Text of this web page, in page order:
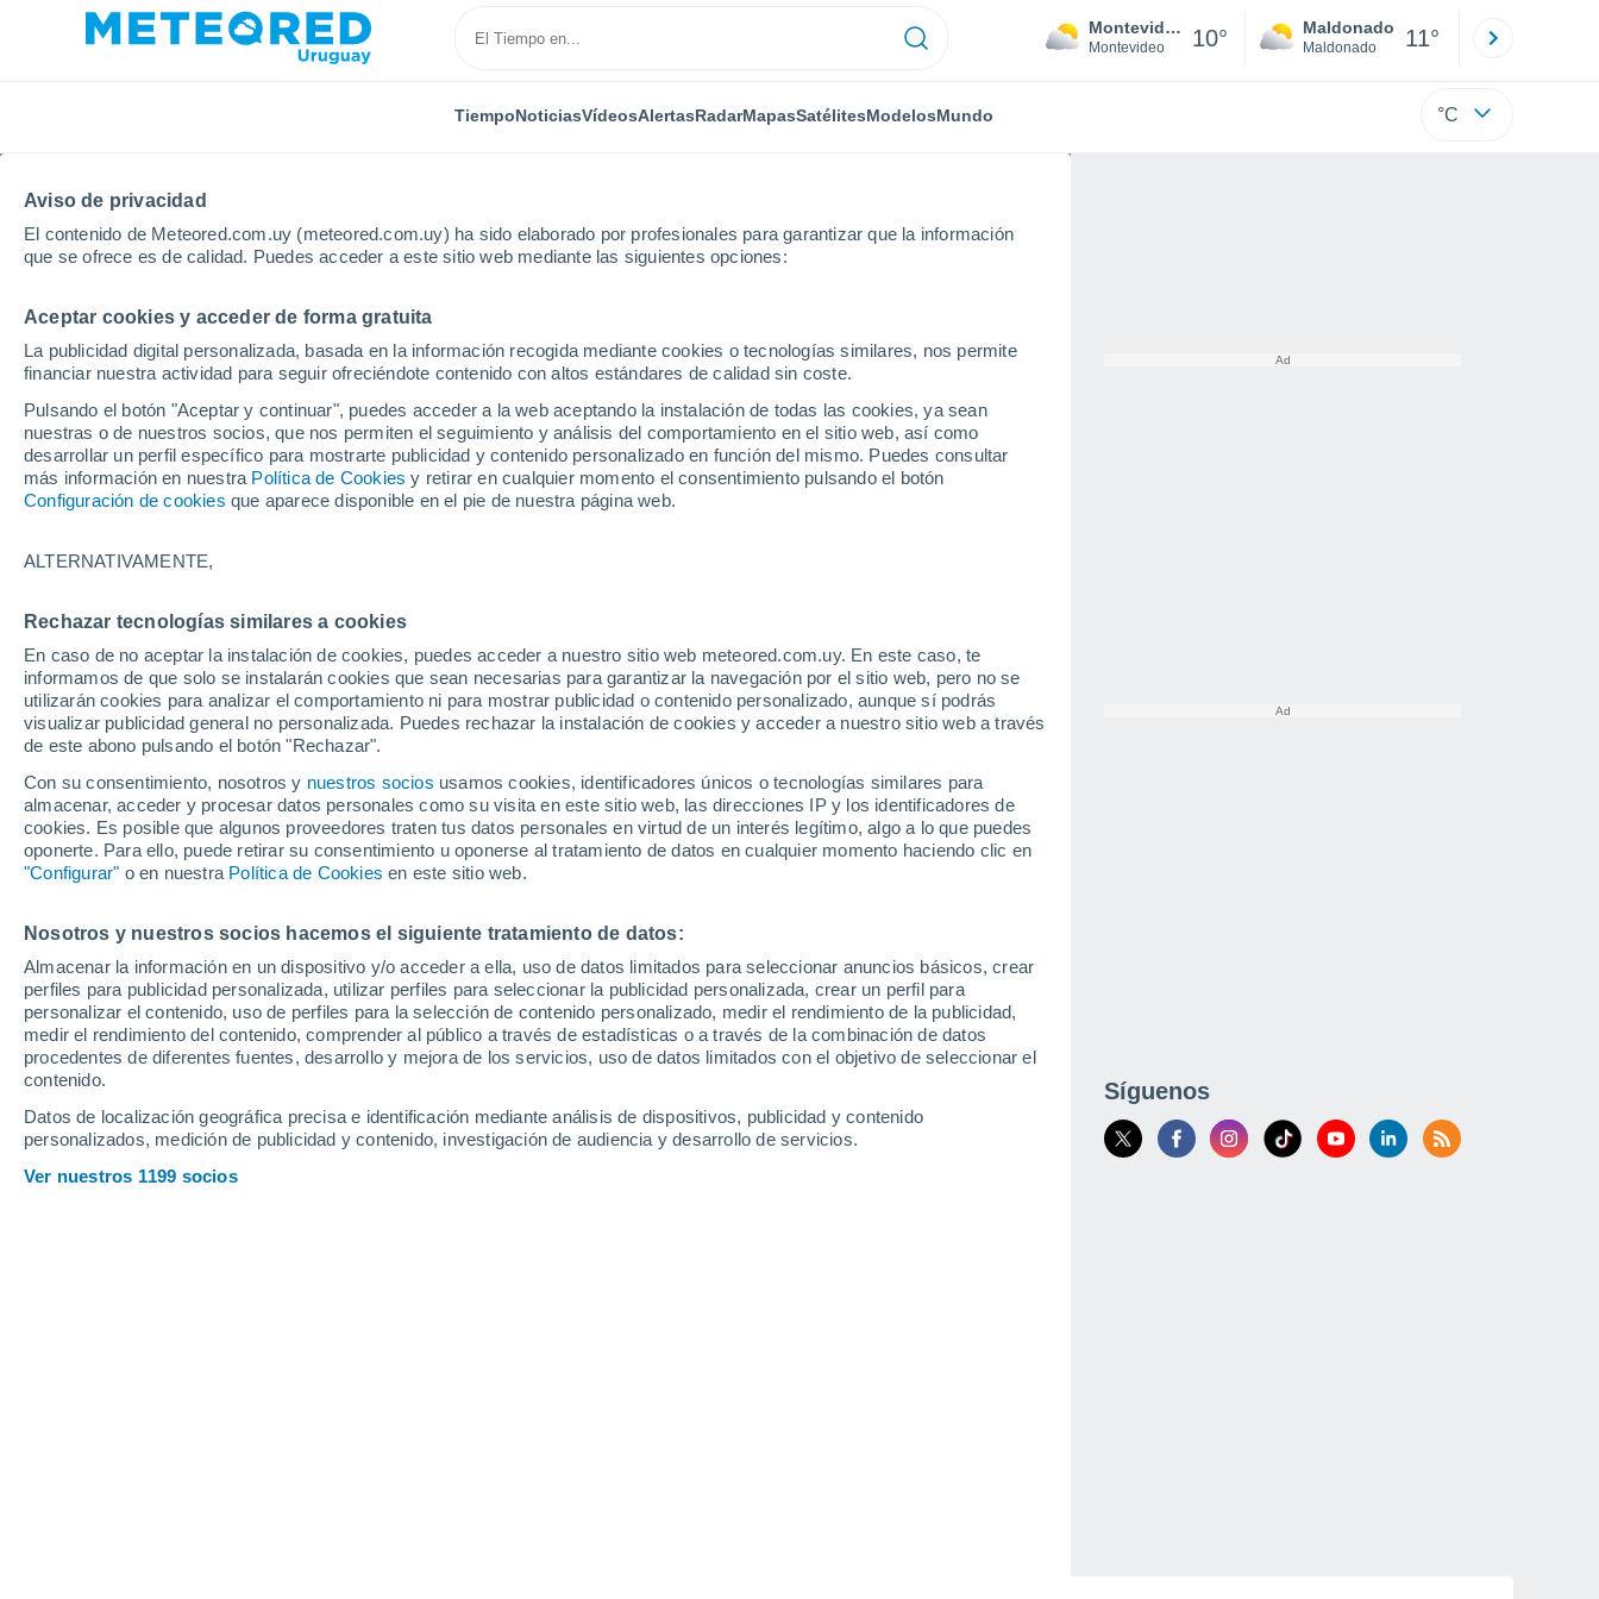
Aviso de privacidad
El contenido de Meteored.com.uy (meteored.com.uy) ha sido elaborado por profesionales para garantizar que la información
que se ofrece es de calidad. Puedes acceder a este sitio web mediante las siguientes opciones:
Aceptar cookies y acceder de forma gratuita
La publicidad digital personalizada, basada en la información recogida mediante cookies o tecnologías similares, nos permite
financiar nuestra actividad para seguir ofreciéndote contenido con altos estándares de calidad sin coste.
Pulsando el botón "Aceptar y continuar", puedes acceder a la web aceptando la instalación de todas las cookies, ya sean
nuestras o de nuestros socios, que nos permiten el seguimiento y análisis del comportamiento en el sitio web, así como
desarrollar un perfil específico para mostrarte publicidad y contenido personalizado en función del mismo. Puedes consultar
más información en nuestra Política de Cookies y retirar en cualquier momento el consentimiento pulsando el botón
Configuración de cookies que aparece disponible en el pie de nuestra página web.
ALTERNATIVAMENTE,
Rechazar tecnologías similares a cookies
En caso de no aceptar la instalación de cookies, puedes acceder a nuestro sitio web meteored.com.uy. En este caso, te
informamos de que solo se instalarán cookies que sean necesarias para garantizar la navegación por el sitio web, pero no se
utilizarán cookies para analizar el comportamiento ni para mostrar publicidad o contenido personalizado, aunque sí podrás
visualizar publicidad general no personalizada. Puedes rechazar la instalación de cookies y acceder a nuestro sitio web a través
de este abono pulsando el botón "Rechazar".
Con su consentimiento, nosotros y nuestros socios usamos cookies, identificadores únicos o tecnologías similares para
almacenar, acceder y procesar datos personales como su visita en este sitio web, las direcciones IP y los identificadores de
cookies. Es posible que algunos proveedores traten tus datos personales en virtud de un interés legítimo, algo a lo que puedes
oponerte. Para ello, puede retirar su consentimiento u oponerse al tratamiento de datos en cualquier momento haciendo clic en
"Configurar" o en nuestra Política de Cookies en este sitio web.
Nosotros y nuestros socios hacemos el siguiente tratamiento de datos:
Almacenar la información en un dispositivo y/o acceder a ella, uso de datos limitados para seleccionar anuncios básicos, crear
perfiles para publicidad personalizada, utilizar perfiles para seleccionar la publicidad personalizada, crear un perfil para
personalizar el contenido, uso de perfiles para la selección de contenido personalizado, medir el rendimiento de la publicidad,
medir el rendimiento del contenido, comprender al público a través de estadísticas o a través de la combinación de datos
procedentes de diferentes fuentes, desarrollo y mejora de los servicios, uso de datos limitados con el objetivo de seleccionar el
contenido.
Datos de localización geográfica precisa e identificación mediante análisis de dispositivos, publicidad y contenido
personalizados, medición de publicidad y contenido, investigación de audiencia y desarrollo de servicios.
Ver nuestros 1199 socios
Montevideo
Montevideo 10° Maldonado
Maldonado 11°
TiempoNoticiasVídeosAlertasRadarMapasSatélitesModelosMundo °C
Inicio Francia
Tiempo en Francia. Pronóstico a 14 días
Hoy, 8 agosto Todo el día Símbolo
20°
Bayona
34°
16°
Limoges
31°
12°
Auxerre
30°
15°
Rennes
Octeville
27°
14°
Brest
32°
18°
Lourdes
París
31°
24°
Niza
Nancy
Bourges
31°
Le Mans
16°
Poitiers
34°
18°
Ajaccio
36°
23°
Montpellier
36°
23°
Marsella
38°
22°
Tolosa
33°
16°
27°
13°
Burdeos
16°
Estrasburgo
33°
33°
El tiempo en los departamentos de Francia
Síguenos